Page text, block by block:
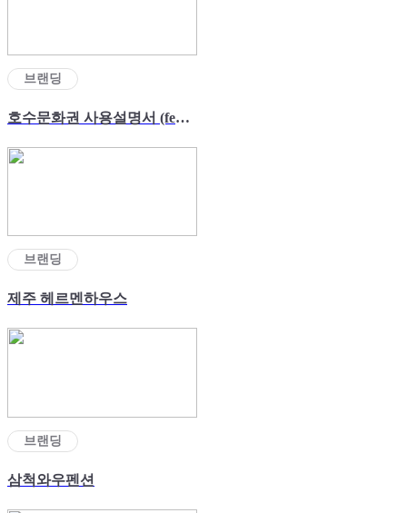
브랜딩
호수문화권 사용설명서 (feat.강원도)
브랜딩
제주 헤르멘하우스
브랜딩
삼척와우펜션